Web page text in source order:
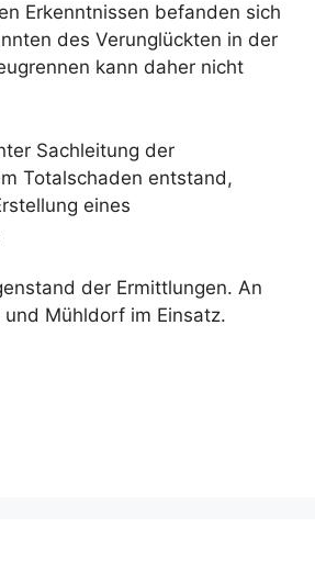
Erkenntnissen befanden sich
des Verunglückten in der
kann daher nicht
Sachleitung der
Totalschaden entstand,
eines
der Ermittlungen. An
Mühldorf im Einsatz.